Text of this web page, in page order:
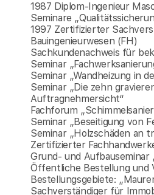
1987 Diplom-Ingenieur
Seminare
1997 Zertifizierter
Bauingenieurwesen (FH)
Sachkundenachweis für
Seminar
Seminar „Wandheizung in
Seminar „Die zehn
Auftragnehmersicht“
Fachforum
Seminar „Beseitigung von
Seminar „Holzschäden an
Zertifizierter
Grund- und Aufbauseminar
Öffentliche Bestellung und
Bestellungsgebiete:
Sachverständiger für